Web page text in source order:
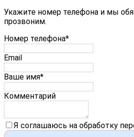
Укажите номер телефона и мы
прозвоним.
Номер телефона*
Email
Ваше имя*
Комментарий
Я соглашаюсь на обработку